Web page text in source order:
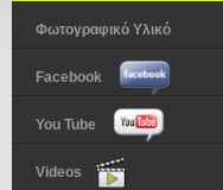
Φωτογραφικό Υλικό
Facebook
You Tube
Videos